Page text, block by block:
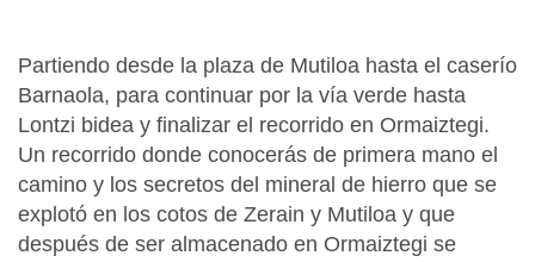
Partiendo desde la plaza de Mutiloa hasta el caserío
Barnaola, para continuar por la vía verde hasta
Lontzi bidea y finalizar el recorrido en Ormaiztegi.
Un recorrido donde conocerás de primera mano el
camino y los secretos del mineral de hierro que se
explotó en los cotos de Zerain y Mutiloa y que
después de ser almacenado en Ormaiztegi se